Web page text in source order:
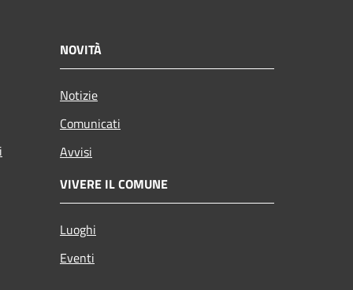
NOVITÀ
Notizie
Comunicati
Avvisi
VIVERE IL COMUNE
Luoghi
Eventi